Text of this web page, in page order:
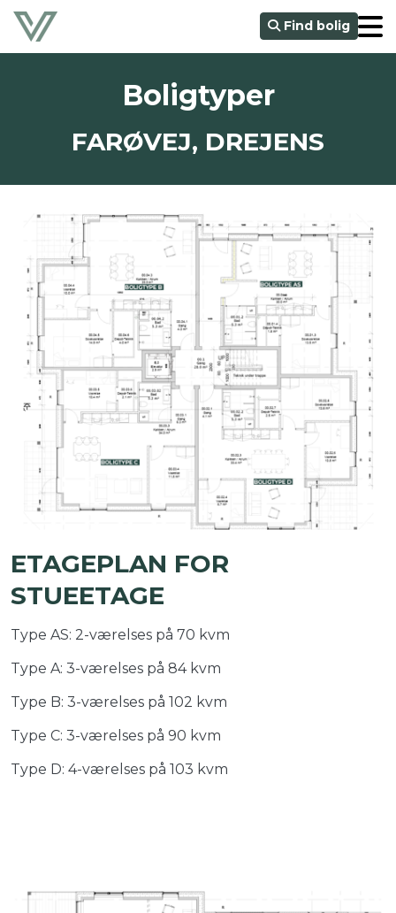
Find bolig
Boligtyper
FARØVEJ, DREJENS
ETAGEPLAN FOR
STUEETAGE
Type AS: 2-værelses på 70 kvm
Type A: 3-værelses på 84 kvm
Type B: 3-værelses på 102 kvm
Type C: 3-værelses på 90 kvm
Type D: 4-værelses på 103 kvm